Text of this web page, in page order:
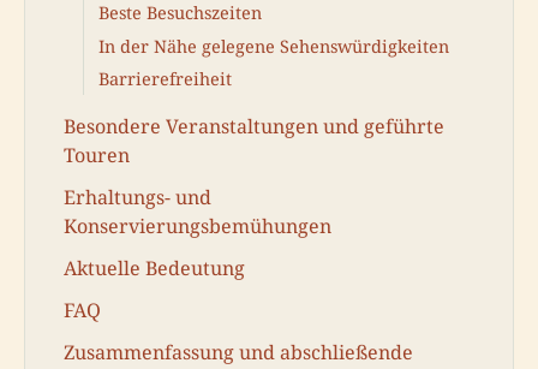
Beste Besuchszeiten
In der Nähe gelegene Sehenswürdigkeiten
Barrierefreiheit
Besondere Veranstaltungen und geführte
Touren
Erhaltungs- und
Konservierungsbemühungen
Aktuelle Bedeutung
FAQ
Zusammenfassung und abschließende